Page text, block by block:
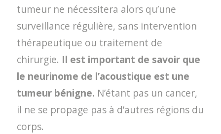
tumeur ne nécessitera alors qu’une
surveillance régulière, sans intervention
thérapeutique ou traitement de
chirurgie. Il est important de savoir que
le neurinome de l’acoustique est une
tumeur bénigne. N’étant pas un cancer,
il ne se propage pas à d’autres régions du
corps.